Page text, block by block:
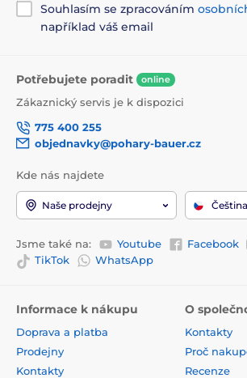
Souhlasím se zpracováním
například váš email
Potřebujete poradit online
Zákaznický servis je k dispozici
775 400 255
objednavky@pohary-bauer.cz
Kde nás najdete
Naše prodejny Čeština
Jsme také na: Youtube Facebook
TikTok
WhatsApp
Informace k nákupu
Doprava a platba
Prodejny
Kontakty
O
Kontakty
Proč
Recenze